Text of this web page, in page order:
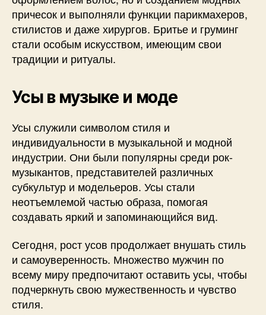
причесок и выполняли функции парикмахеров,
стилистов и даже хирургов. Бритье и груминг
стали особым искусством, имеющим свои
традиции и ритуалы.
Усы в музыке и моде
Усы служили символом стиля и
индивидуальности в музыкальной и модной
индустрии. Они были популярны среди рок-
музыкантов, представителей различных
субкультур и модельеров. Усы стали
неотъемлемой частью образа, помогая
создавать яркий и запоминающийся вид.
Сегодня, рост усов продолжает внушать стиль
и самоуверенность. Множество мужчин по
всему миру предпочитают оставить усы, чтобы
подчеркнуть свою мужественность и чувство
стиля.